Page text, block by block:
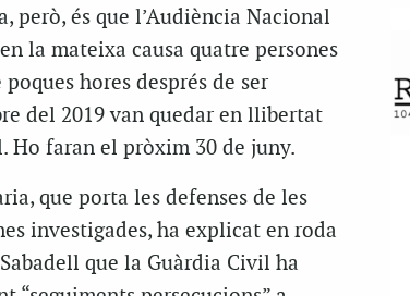
però, és que l’Audiència Nacional
la mateixa causa quatre persones
hores després de ser
del 2019 van quedar en llibertat
Ho faran el pròxim 30 de juny.
que porta les defenses de les
investigades, ha explicat en roda
que la Guàrdia Civil ha